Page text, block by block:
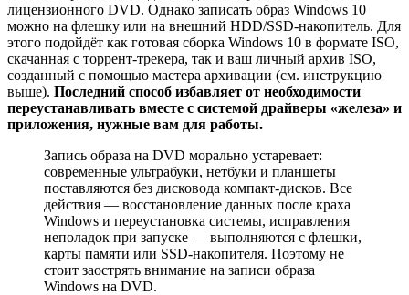
лицензионного DVD. Однако записать образ Windows 10
можно на флешку или на внешний HDD/SSD-накопитель. Для
этого подойдёт как готовая сборка Windows 10 в формате ISO,
скачанная с торрент-трекера, так и ваш личный архив ISO,
созданный с помощью мастера архивации (см. инструкцию
выше). Последний способ избавляет от необходимости
переустанавливать вместе с системой драйверы «железа» и
приложения, нужные вам для работы.
Запись образа на DVD морально устаревает:
современные ультрабуки, нетбуки и планшеты
поставляются без дисковода компакт-дисков. Все
действия — восстановление данных после краха
Windows и переустановка системы, исправления
неполадок при запуске — выполняются с флешки,
карты памяти или SSD-накопителя. Поэтому не
стоит заострять внимание на записи образа
Windows на DVD.